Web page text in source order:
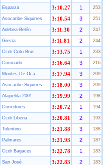
Esparza 3:10.27 1 253
Asocaribe Siquirres 3:10.54 3 251
Adebea-Belén 3:11.30 2 247
Grecia 3:11.81 2 244
Ccdr Coto Brus 3:13.75 1 233
Coronado 3:16.64 3 216
Montes De Oca 3:17.94 3 209
Asocaribe Siquirres 3:18.00 3 209
Alajuelita 2001 3:19.99 2 198
Corredores 3:20.72 1 194
Ccdr Liberia 3:20.81 2 193
Tolentino 3:21.88 3 188
Palmares 3:21.93 2 187
Ccdr Bagaces 3:22.78 1 183
San José 3:22.83 2 183